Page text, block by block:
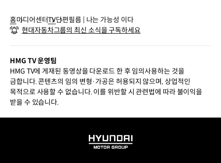
홈미디어센터TV
단편필름 | 나는 가능성 이다
현대자동차그룹의 최신 소식을 구독하세요
HMG TV 운영팀
HMG TV에 게재된 동영상을 다운로드 한 후 임의사용하는 것을
금합니다. 콘텐츠의 임의 변형·가공은 허용되지 않으며, 상업적인
목적으로 사용할 수 없습니다. 이를 위반할 시 관련법에 따라 불이익을
받을 수 있습니다.
HYUNDAI